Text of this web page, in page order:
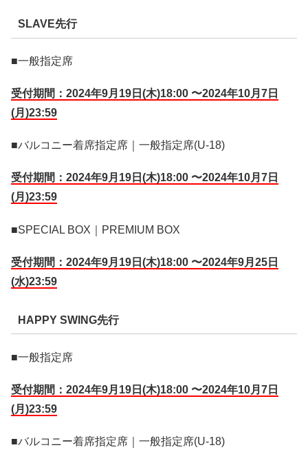
SLAVE先行
■一般指定席
受付期間：2024年9月19日(木)18:00 〜2024年10月7日
(月)23:59
■バルコニー着席指定席｜一般指定席(U-18)
受付期間：2024年9月19日(木)18:00 〜2024年10月7日
(月)23:59
■SPECIAL BOX｜PREMIUM BOX
受付期間：2024年9月19日(木)18:00 〜2024年9月25日
(水)23:59
HAPPY SWING先行
■一般指定席
受付期間：2024年9月19日(木)18:00 〜2024年10月7日
(月)23:59
■バルコニー着席指定席｜一般指定席(U-18)